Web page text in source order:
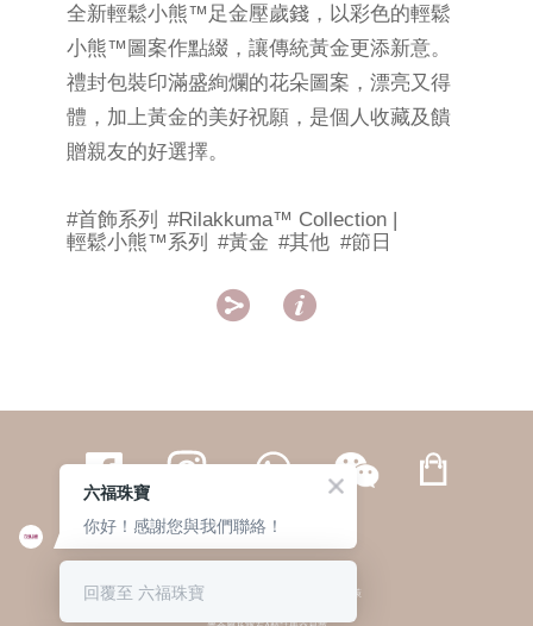
全新輕鬆小熊™足金壓歲錢，以彩色的輕鬆
小熊™圖案作點綴，讓傳統黃金更添新意。
禮封包裝印滿盛絢爛的花朵圖案，漂亮又得
體，加上黃金的美好祝願，是個人收藏及饋
贈親友的好選擇。
#首飾系列
#Rilakkuma™ Collection |
輕鬆小熊™系列
#黃金 #其他 #節日
 
繁體 | 簡体
© 六福集團 版權所有 不得轉載 私隱政策
六福珠寶
你好！感謝您與我們聯絡！
回覆至 六福珠寶